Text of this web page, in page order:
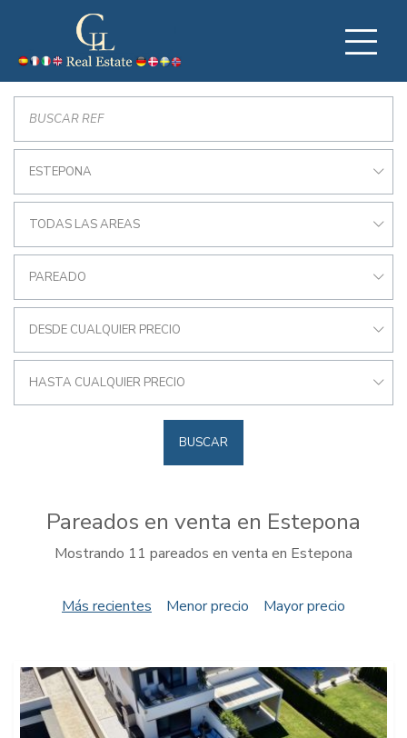
ESTEPONA
TODAS LAS AREAS
PAREADO
DESDE CUALQUIER PRECIO
HASTA CUALQUIER PRECIO
BUSCAR
Pareados en venta en Estepona
Mostrando 11 pareados en venta en Estepona
Más recientes Menor precio Mayor precio